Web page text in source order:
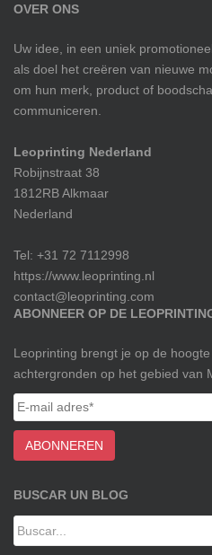
OVER ONS
Uw idee, in een uniek
als doel het creëren van nieuwe
om hun merk, product of
communiceren.
Leoprinting Nederland
Robijnstraat 38
1812RB Alkmaar
Nederland
Tel: +31 72 7112998
https://www.leoprinting.nl
contact@leoprinting.com
ABONNEER OP DE
Leoprinting brengt je op de
achtergronden op het gebied van
BUSCAR UN BLOG